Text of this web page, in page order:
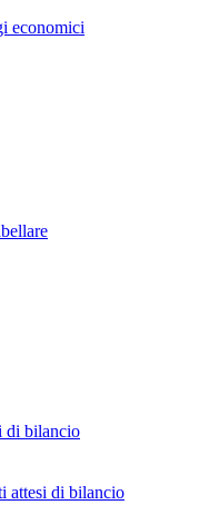
economici
di bilancio
attesi di bilancio